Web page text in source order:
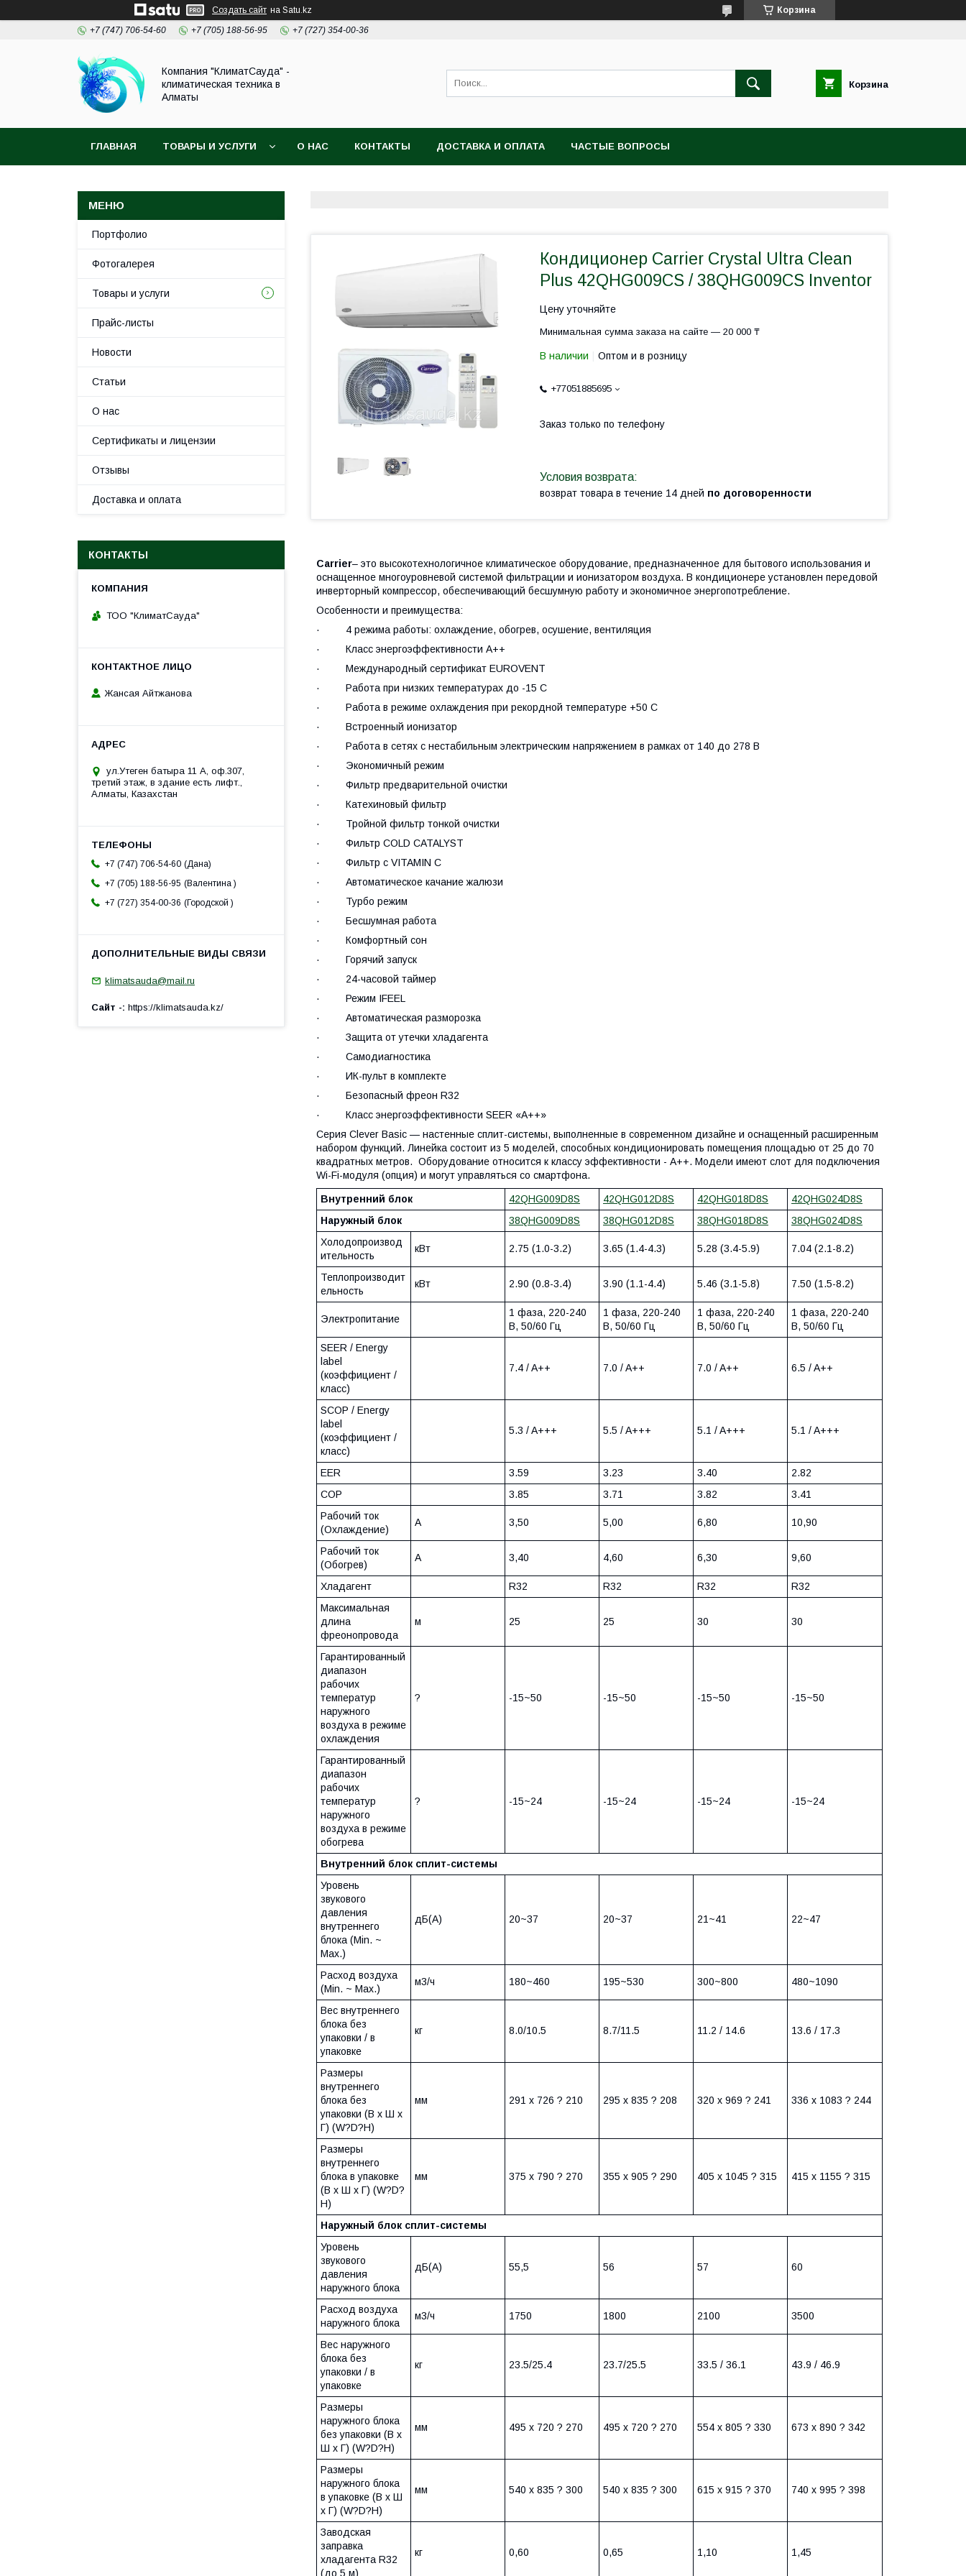
Создать сайт на Satu.kz Корзина
+7 (747) 706-54-60 +7 (705) 188-56-95 +7 (727) 354-00-36
Компания "КлиматСауда" -
климатическая техника в
Алматы
Корзина
ГЛАВНАЯ ТОВАРЫ И УСЛУГИ О НАС КОНТАКТЫ ДОСТАВКА И ОПЛАТА ЧАСТЫЕ ВОПРОСЫ
Кондиционер Carrier Crystal Ultra Clean
Plus 42QHG009СS / 38QHG009СS Inventor
Цену уточняйте
Минимальная сумма заказа на сайте — 20 000 ₸
В наличии Оптом и в розницу
+77051885695
Заказ только по телефону
возврат товара в течение 14 дней по договоренности
Carrier– это высокотехнологичное климатическое оборудование, предназначенное для бытового использования и
оснащенное многоуровневой системой фильтрации и ионизатором воздуха. В кондиционере установлен передовой
инверторный компрессор, обеспечивающий бесшумную работу и экономичное энергопотребление.
Особенности и преимущества:
· 4 режима работы: охлаждение, обогрев, осушение, вентиляция
· Класс энергоэффективности А++
· Международный сертификат EUROVENT
· Работа при низких температурах до -15 C
· Работа в режиме охлаждения при рекордной температуре +50 С
· Встроенный ионизатор
· Работа в сетях с нестабильным электрическим напряжением в рамках от 140 до 278 В
· Экономичный режим
· Фильтр предварительной очистки
· Катехиновый фильтр
· Тройной фильтр тонкой очистки
· Фильтр COLD CATALYST
· Фильтр с VITAMIN C
· Автоматическое качание жалюзи
· Турбо режим
· Бесшумная работа
· Комфортный сон
· Горячий запуск
· 24-часовой таймер
· Режим IFEEL
· Автоматическая разморозка
· Защита от утечки хладагента
· Самодиагностика
· ИК-пульт в комплекте
· Безопасный фреон R32
· Класс энергоэффективности SEER «A++»
Серия Clever Basic — настенные сплит-системы, выполненные в современном дизайне и оснащенный расширенным
набором функций. Линейка состоит из 5 моделей, способных кондиционировать помещения площадью от 25 до 70
квадратных метров. Оборудование относится к классу эффективности - А++. Модели имеют слот для подключения
Wi-Fi-модуля (опция) и могут управляться со смартфона.
Внутренний блок 42QHG009D8S 42QHG012D8S 42QHG018D8S
42QHG024D8S
Наружный блок
38QHG009D8S 38QHG012D8S 38QHG018D8S
38QHG024D8S
Холодопроизвод
ительность
кВт 2.75 (1.0-3.2) 3.65 (1.4-4.3) 5.28 (3.4-5.9) 7.04 (2.1-8.2)
Теплопроизводит
ельность
кВт 2.90 (0.8-3.4) 3.90 (1.1-4.4) 5.46 (3.1-5.8) 7.50 (1.5-8.2)
Электропитание
1 фаза, 220-240
В, 50/60 Гц
1 фаза, 220-240
В, 50/60 Гц
1 фаза, 220-240
В, 50/60 Гц
1 фаза, 220-240
В, 50/60 Гц
SEER / Energy
label
(коэффициент /
класс)
7.4 / A++ 7.0 / A++ 7.0 / A++ 6.5 / A++
SCOP / Energy
label
(коэффициент /
класс)
5.3 / A+++ 5.5 / A+++ 5.1 / A+++ 5.1 / A+++
EER 3.59 3.23 3.40
2.82
COP
3.85 3.71 3.82
3.41
Рабочий ток
(Охлаждение)
A 3,50 5,00 6,80 10,90
Рабочий ток
(Обогрев)
A 3,40 4,60 6,30 9,60
Хладагент R32 R32 R32
R32
Максимальная
длина
фреонопровода
м 25 25 30 30
Гарантированный
диапазон
рабочих
температур
наружного
воздуха в режиме
охлаждения
? -15~50 -15~50 -15~50 -15~50
Гарантированный
диапазон
рабочих
температур
наружного
воздуха в режиме
обогрева
? -15~24 -15~24 -15~24 -15~24
Внутренний блок сплит-системы
Уровень
звукового
давления
внутреннего
блока (Min. ~
Max.)
дБ(А) 20~37 20~37 21~41 22~47
Расход воздуха
(Min. ~ Max.)
м3/ч 180~460 195~530 300~800 480~1090
Вес внутреннего
блока без
упаковки / в
упаковке
кг 8.0/10.5 8.7/11.5 11.2 / 14.6 13.6 / 17.3
Размеры
внутреннего
блока без
упаковки (В х Ш х
Г) (W?D?H)
мм 291 х 726 ? 210 295 х 835 ? 208 320 х 969 ? 241 336 х 1083 ? 244
Размеры
внутреннего
блока в упаковке
(В х Ш х Г) (W?D?
H)
мм 375 х 790 ? 270 355 х 905 ? 290 405 х 1045 ? 315 415 х 1155 ? 315
Наружный блок сплит-системы
Уровень
звукового
давления
наружного блока
дБ(А) 55,5 56 57 60
Расход воздуха
наружного блока
м3/ч 1750 1800 2100 3500
Вес наружного
блока без
упаковки / в
упаковке
кг 23.5/25.4 23.7/25.5 33.5 / 36.1 43.9 / 46.9
Размеры
наружного блока
без упаковки (В х
Ш х Г) (W?D?H)
мм 495 х 720 ? 270 495 х 720 ? 270 554 х 805 ? 330 673 х 890 ? 342
Размеры
наружного блока
в упаковке (В х Ш
х Г) (W?D?H)
мм 540 х 835 ? 300 540 х 835 ? 300 615 х 915 ? 370 740 х 995 ? 398
Заводская
заправка
хладагента R32
(до 5 м)
кг 0,60 0,65 1,10 1,45
Портфолио
Фотогалерея
Товары и услуги
Прайс-листы
Новости
Статьи
О нас
Сертификаты и лицензии
Отзывы
Доставка и оплата
КОНТАКТЫ
ТОО "КлиматСауда"
Жансая Айтжанова
ул.Утеген батыра 11 А, оф.307,
третий этаж, в здание есть лифт.,
Алматы, Казахстан
+7 (747) 706-54-60 Дана
+7 (705) 188-56-95
Валентина
+7 (727) 354-00-36
Городской
klimatsauda@mail.ru
Сайт - https://klimatsauda.kz/